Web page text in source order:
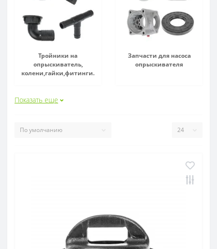
Тройники на
опрыскиватель,
колени,гайки,фитинги.
Запчасти для насоса
опрыскивателя
Показать еще